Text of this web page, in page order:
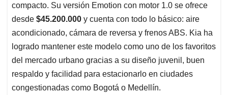
compacto. Su versión Emotion con motor 1.0 se ofrece
desde $45.200.000 y cuenta con todo lo básico: aire
acondicionado, cámara de reversa y frenos ABS. Kia ha
logrado mantener este modelo como uno de los favoritos
del mercado urbano gracias a su diseño juvenil, buen
respaldo y facilidad para estacionarlo en ciudades
congestionadas como Bogotá o Medellín.